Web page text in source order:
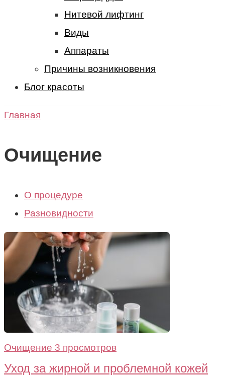
Нитевой лифтинг
Виды
Аппараты
Причины возникновения
Блог красоты
Главная
Очищение
О процедуре
Разновидности
Очищение 3 просмотров
Уход за жирной и проблемной кожей